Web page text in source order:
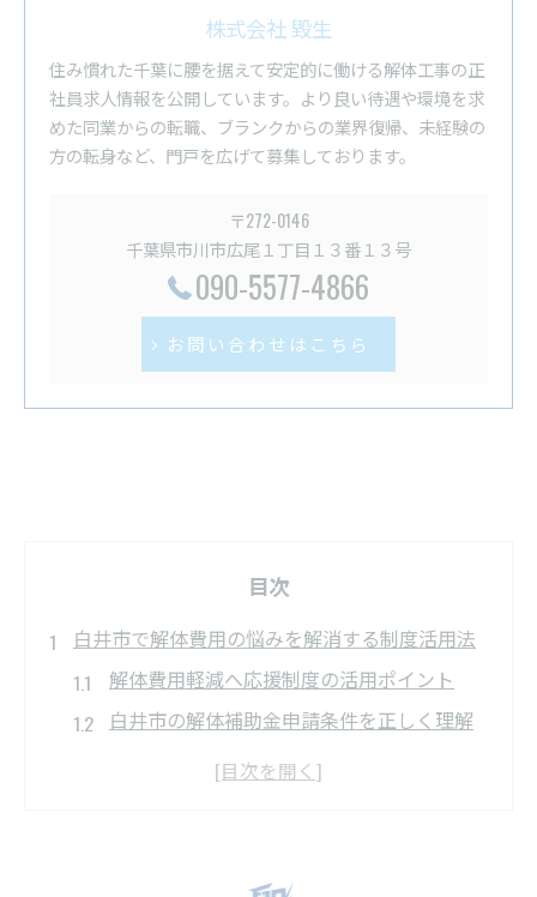
株式会社 毀生
住み慣れた千葉に腰を据えて安定的に働ける解体工事の正
社員求人情報を公開しています。より良い待遇や環境を求
めた同業からの転職、ブランクからの業界復帰、未経験の
方の転身など、門戸を広げて募集しております。
〒272-0146
千葉県市川市広尾１丁目１３番１３号
090-5577-4866
お問い合わせはこちら
目次
白井市で解体費用の悩みを解消する制度活用法
解体費用軽減へ応援制度の活用ポイント
白井市の解体補助金申請条件を正しく理解
解体業者選びと制度利用のベストタイミン